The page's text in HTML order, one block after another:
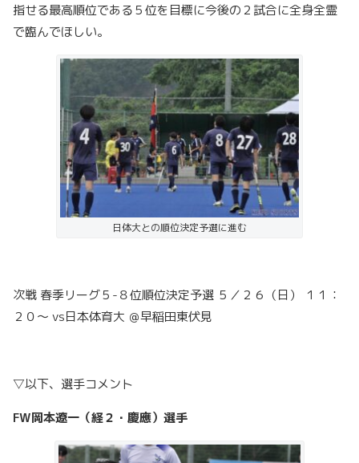
指せる最高順位である５位を目標に今後の２試合に全身全霊
で臨んでほしい。
日体大との順位決定予選に進む
次戦 春季リーグ５-８位順位決定予選 ５／２６（日） １１：
２０～ vs日本体育大 ＠早稲田東伏見
▽以下、選手コメント
FW岡本遼一（経２・慶應）選手